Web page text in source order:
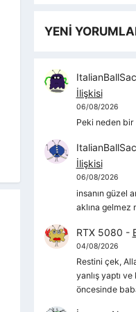
YENİ
İlişkisi
06/08/2026
Peki neden
İlişkisi
06/08/2026
insanın güzel
aklına gelmez
RTX 5080 -
04/08/2026
Restini çek,
yanlış yaptı
öncesinde